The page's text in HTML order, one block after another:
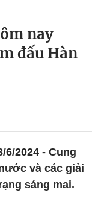
nay
đấu Hàn
2024 - Cung
và các giải
sáng mai.